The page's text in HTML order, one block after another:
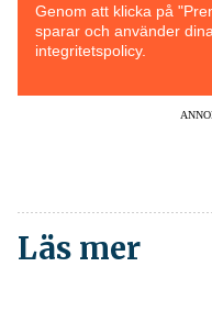
Genom att klicka på
sparar och använder
integritetspolicy.
Läs mer